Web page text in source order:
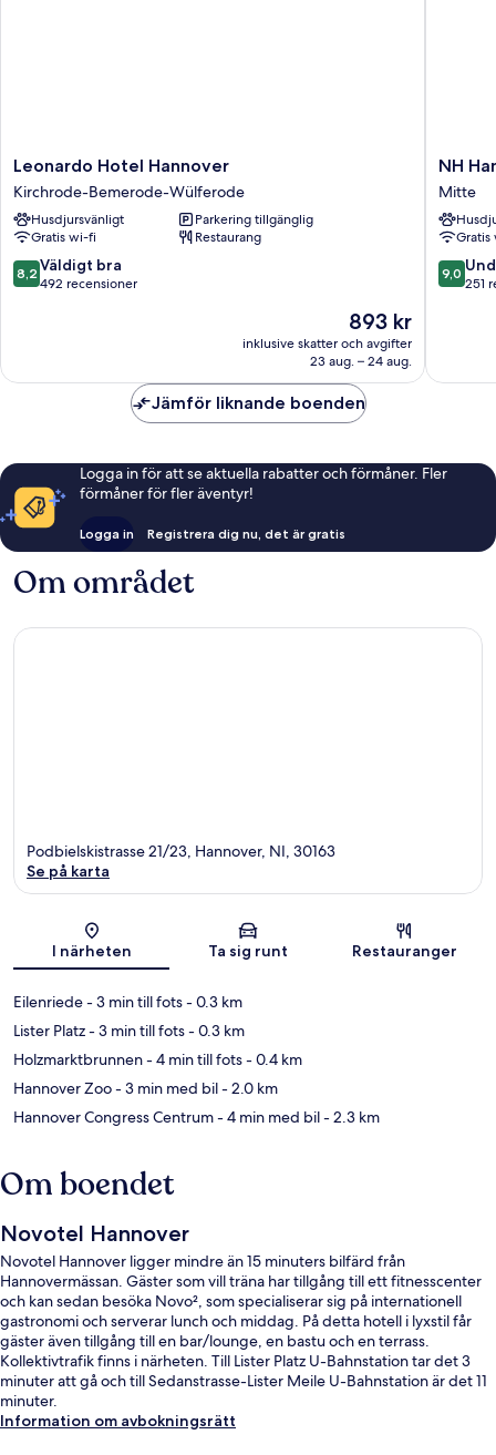
Leonardo
Hotel
Hannover
Kirchrode-
Bemerode-
Wülferode
Leonardo Hotel Hannover
Kirchrode-Bemerode-Wülferode
Husdjursvänligt
Parkering tillgänglig
Gratis wi-fi
Restaurang
8.2
av
8,2 Väldigt bra
492 recensioner
Priset
är
893 kr
893 kr
inklusive skatter och avgifter
23 aug. – 24 aug.
NH
Mitte
NH
Mitte
9.0
av
9,0
251
Jämför liknande boenden
Logga in för att se aktuella rabatter och förmåner. Fler
förmåner för fler äventyr!
Logga in Registrera dig nu, det är gratis
Om området
Karta
Podbielskistrasse 21/23, Hannover, NI, 30163
Se på karta
I närheten Ta sig runt Restauranger
Eilenriede- 3 min till fots- 0.3 km
Lister Platz- 3 min till fots- 0.3 km
Holzmarktbrunnen- 4 min till fots- 0.4 km
Hannover Zoo- 3 min med bil- 2.0 km
Hannover Congress Centrum- 4 min med bil- 2.3 km
Om boendet
Novotel Hannover
Novotel Hannover ligger mindre än 15 minuters bilfärd från
Hannovermässan. Gäster som vill träna har tillgång till ett fitnesscenter
och kan sedan besöka Novo², som specialiserar sig på internationell
gastronomi och serverar lunch och middag. På detta hotell i lyxstil får
gäster även tillgång till en bar/lounge, en bastu och en terrass.
Kollektivtrafik finns i närheten. Till Lister Platz U-Bahnstation tar det 3
minuter att gå och till Sedanstrasse-Lister Meile U-Bahnstation är det 11
minuter.
Information om avbokningsrätt